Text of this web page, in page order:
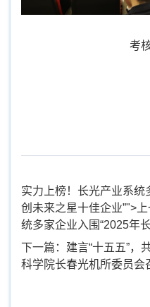
考
实力上榜！长光产业系统
创未来之星十佳企业”">上
统多家企业入围“2025年
下一篇：建言“十五五”
科学院长春光机所委员会